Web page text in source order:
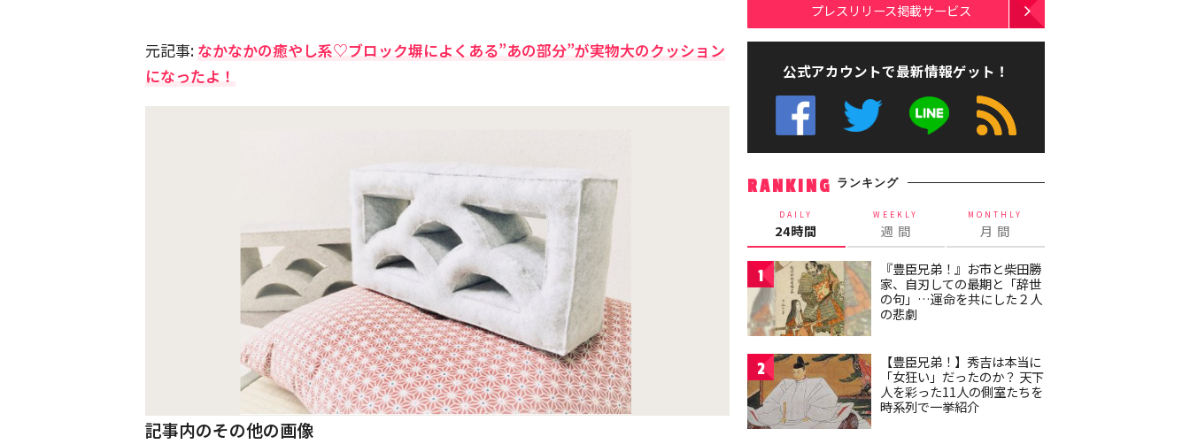
元記事: なかなかの癒やし系♡ブロック塀によくある”あの部分”が実物大のクッション
になったよ！
記事内のその他の画像
プレスリリース掲載サービス
公式アカウントで最新情報ゲット！
RANKING ランキング
DAILY
24時間
WEEKLY
週 間
MONTHLY
月 間
1
『豊臣兄弟！』お市と柴田勝
家、自刃しての最期と「辞世
の句」…運命を共にした２人
の悲劇
2
【豊臣兄弟！】秀吉は本当に
「女狂い」だったのか？ 天下
人を彩った11人の側室たちを
時系列で一挙紹介